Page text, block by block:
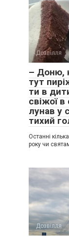
Дозвілля
– Доню,
тут
ти в
свіжої в
лунав у
тихий
Останні
року чи
Дозвілля